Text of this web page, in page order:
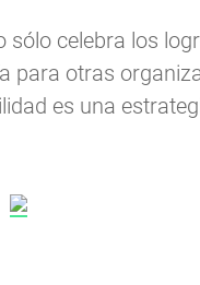
celebra los
para otras
es una